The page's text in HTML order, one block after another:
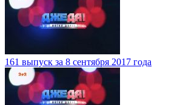
161 выпуск за 8 сентября 2017 года